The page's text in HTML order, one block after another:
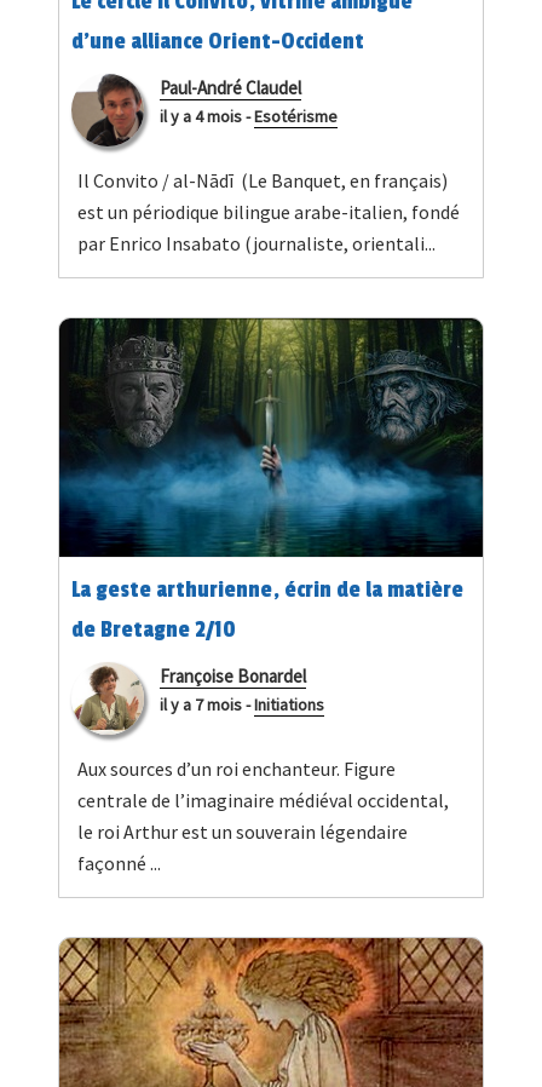
d’une alliance Orient-Occident
Paul-André Claudel
il y a 4 mois-Esotérisme
Il Convito / al-Nādī (Le Banquet, en français)
est un périodique bilingue arabe-italien, fondé
par Enrico Insabato (journaliste, orientali...
La geste arthurienne, écrin de la matière
de Bretagne 2/10
Françoise Bonardel
il y a 7 mois-Initiations
Aux sources d’un roi enchanteur. Figure
centrale de l’imaginaire médiéval occidental,
le roi Arthur est un souverain légendaire
façonné ...